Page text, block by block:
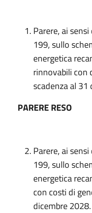
Parere, ai
199, sullo
energetica
rinnovabili con
scadenza al 31
PARERE RESO
Parere, ai
199, sullo
energetica
con costi di
dicembre 2028.